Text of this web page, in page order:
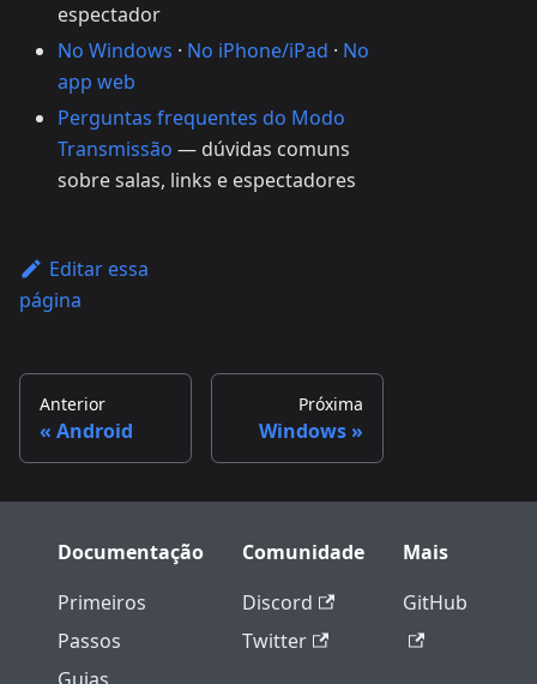
espectador
No Windows · No iPhone/iPad · No
app web
Perguntas frequentes do Modo
Transmissão — dúvidas comuns
sobre salas, links e espectadores
Editar essa
página
Anterior
Android
Próxima
Windows
Documentação
Primeiros
Passos
Comunidade
Discord
Twitter
Mais
GitHub